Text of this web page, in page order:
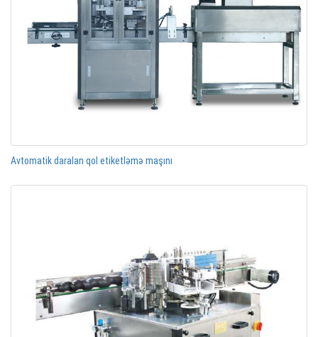
Avtomatik daralan qol etiketləmə maşını